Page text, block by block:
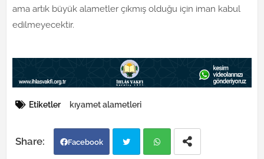
ama artık büyük alametler çıkmış olduğu için iman kabul
edilmeyecektir.
Etiketler kıyamet alametleri
Facebook